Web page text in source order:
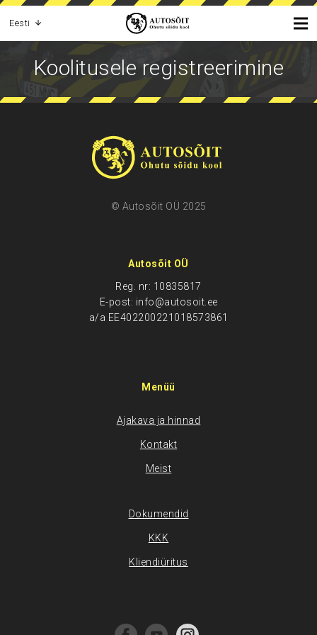
Eesti
Koolitusele registreerimine
© Autosõit OÜ 2025
Autosõit OÜ
Reg. nr: 10835817
E-post: info@autosoit.ee
a/a EE402200221018573861
Menüü
Ajakava ja hinnad
Kontakt
Meist
Dokumendid
KKK
Kliendiüritus